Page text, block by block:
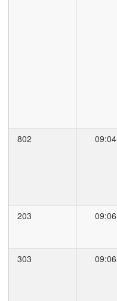
802 09:04
203 09:06
303 09:06